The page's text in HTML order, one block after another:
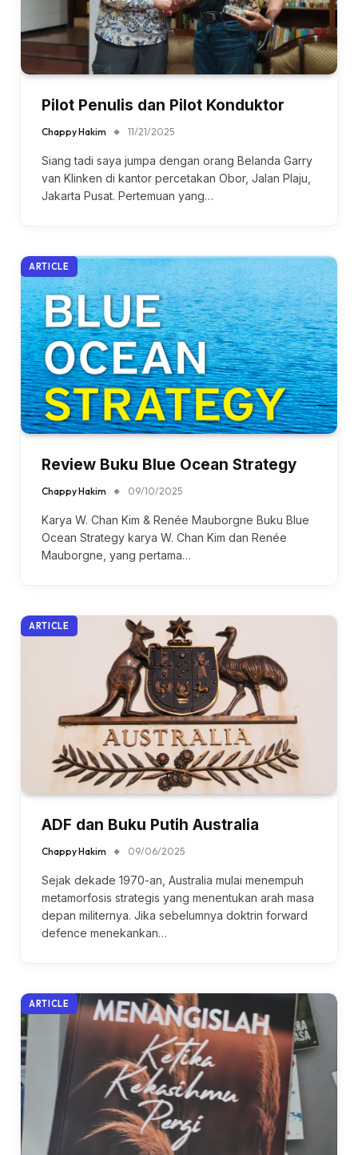
Pilot Penulis dan Pilot Konduktor
Chappy Hakim 11/21/2025
Siang tadi saya jumpa dengan orang Belanda Garry
van Klinken di kantor percetakan Obor, Jalan Plaju,
Jakarta Pusat. Pertemuan yang…
ARTICLE
Review Buku Blue Ocean Strategy
Chappy Hakim 09/10/2025
Karya W. Chan Kim & Renée Mauborgne Buku Blue
Ocean Strategy karya W. Chan Kim dan Renée
Mauborgne, yang pertama…
ARTICLE
ADF dan Buku Putih Australia
Chappy Hakim 09/06/2025
Sejak dekade 1970-an, Australia mulai menempuh
metamorfosis strategis yang menentukan arah masa
depan militernya. Jika sebelumnya doktrin forward
defence menekankan…
ARTICLE